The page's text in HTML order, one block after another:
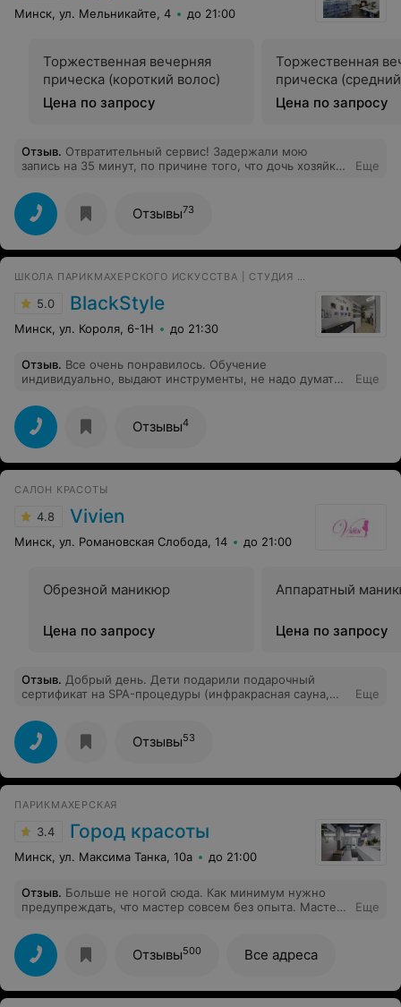
Минск, ул. Мельникайте, 4 до 21:00
Торжественная вечерняя
прическа (короткий волос)
Цена по запросу
Торжественная
прическа
Цена по запросу
Отзыв. Отвратительный сервис! Задержали мою
запись на 35 минут, по причине того, что дочь хозяйки
положение мастера, она торопилась, переживала. И
соответственно я потеряла время. Мне не предложили
ни скидки, ни извинений, ни-че-го, никак не сгладили
ситуацию. Хотя я являюсь постоянным клиентом.
Еще
Отзывы73
5.0 BlackStyle
Минск, ул. Короля, 6-1Н до 21:30
Отзыв. Все очень понравилось. Обучение
индивидуально, выдают инструменты, не надо думать
огромное!
Еще
Отзывы4
САЛОН КРАСОТЫ
4.8 Vivien
Минск, ул. Романовская Слобода, 14 до 21:00
Обрезной маникюр
Цена по запросу
Аппаратный
Цена по запросу
Отзыв. Добрый день. Дети подарили подарочный
сертификат на SPA-процедуры (инфракрасная сауна,
великолепна! Тактичная, внимательная,
профессиональная. Спасибо. Всем рекомендую!
Еще
Отзывы53
ПАРИКМАХЕРСКАЯ
3.4 Город красоты
Минск, ул. Максима Танка, 10а до 21:00
Отзыв. Больше не ногой сюда. Как минимум нужно
предупреждать, что мастер совсем без опыта. Мастер
снятие гель лака ужасное. Из-за того что поверхность
не ровная, лак ложился ужасно. После второй попытки
попросила мастера все снять и покрыть обычном
лаком. Но и это тоже не получилось!!!!По несколько
раз полировали ногти, из-за чего сейчас пластина
Еще
Отзывы500 Все адреса